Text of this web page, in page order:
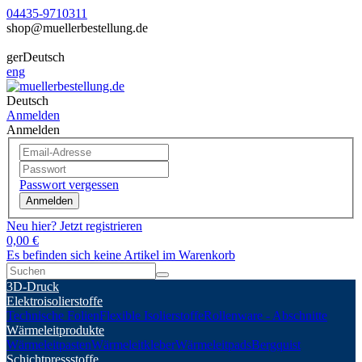
04435-9710311
shop@muellerbestellung.de
gerDeutsch
eng
Deutsch
Anmelden
Anmelden
Passwort vergessen
Anmelden
Neu hier? Jetzt registrieren
0,00 €
Es befinden sich keine Artikel im Warenkorb
3D-Druck
Elektroisolierstoffe
Technische FolienFlexible IsolierstoffeRollenware - Abschnitte
Wärmeleitprodukte
WärmeleitpastenWärmeleitkleberWärmeleitpadsBergquist
Schichtpressstoffe